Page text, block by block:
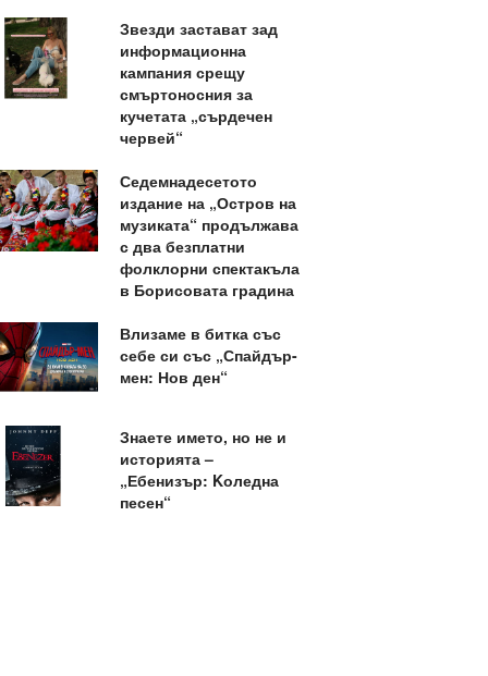
Звезди застават зад
информационна
кампания срещу
смъртоносния за
кучетата „сърдечен
червей“
Седемнадесетото
издание на „Остров на
музиката“ продължава
с два безплатни
фолклорни спектакъла
в Борисовата градина
Влизаме в битка със
себе си със „Спайдър-
мен: Нов ден“
Знаете името, но не и
историята –
„Ебенизър: Kоледна
песен“